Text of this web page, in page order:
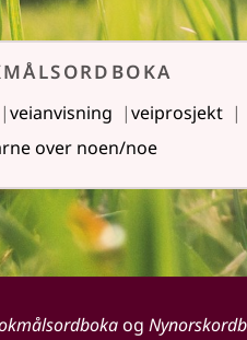
veianvisning
veiprosjekt
over noen/noe
og